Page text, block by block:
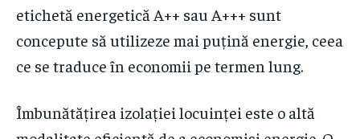
etichetă energetică A++ sau A+++ sunt
concepute să utilizeze mai puțină energie, ceea
ce se traduce în economii pe termen lung.
Îmbunătățirea izolației locuinței este o altă